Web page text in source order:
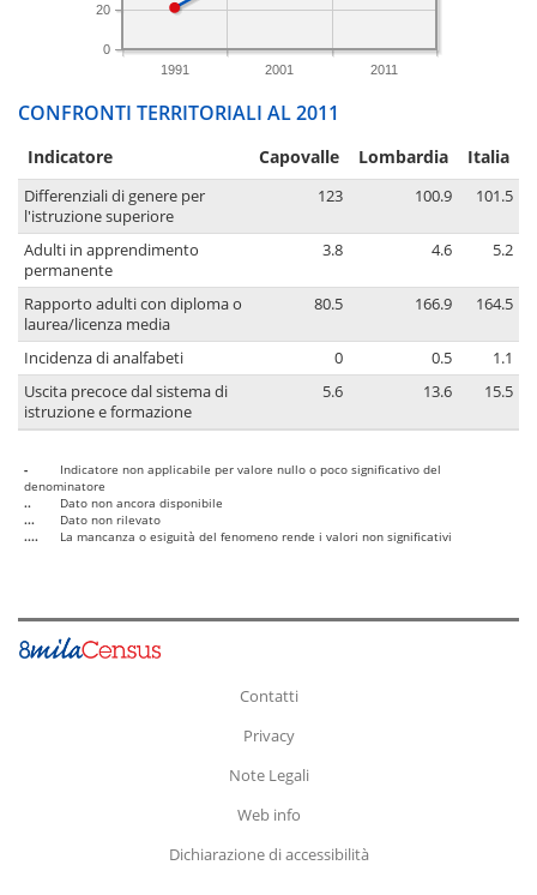
1991 2001 2011
0
20
CONFRONTI TERRITORIALI AL 2011
Indicatore Capovalle Lombardia Italia
Differenziali di genere per
l'istruzione superiore
123 100.9 101.5
Adulti in apprendimento
permanente
3.8 4.6 5.2
Rapporto adulti con diploma o
laurea/licenza media
80.5 166.9 164.5
Incidenza di analfabeti 0 0.5
1.1
Uscita precoce dal sistema di
istruzione e formazione
5.6 13.6 15.5
-
Indicatore non applicabile per valore nullo o poco significativo del
denominatore
..
Dato non ancora disponibile
...
Dato non rilevato
....
La mancanza o esiguità del fenomeno rende i valori non significativi
Contatti
Privacy
Note Legali
Web info
Dichiarazione di accessibilità